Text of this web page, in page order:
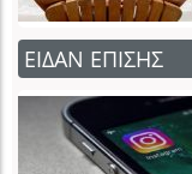
ΕΙΔΑΝ ΕΠΙΣΗΣ